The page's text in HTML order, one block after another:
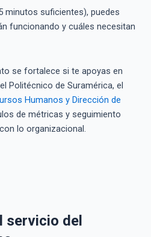
minutos suficientes), puedes
funcionando y cuáles necesitan
se fortalece si te apoyas en
Politécnico de Suramérica, el
Humanos y Dirección de
de métricas y seguimiento
lo organizacional.
servicio del